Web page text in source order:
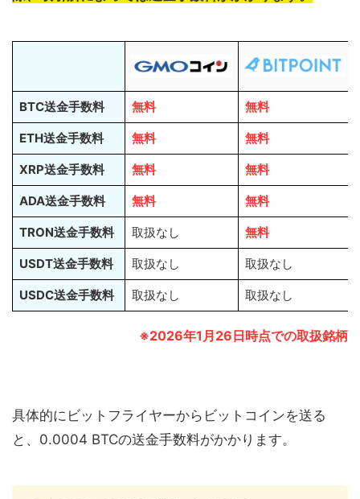
BTC送金手数料 無料 無料
ETH送金手数料 無料 無料
XRP送金手数料 無料 無料
ADA送金手数料 無料 無料
TRON送金手数料 取扱なし 無料
USDT送金手数料 取扱なし 取扱なし
USDC送金手数料 取扱なし 取扱なし
※2026年1月26日時点での取扱銘柄
具体的にビットフライヤーからビットコインを送る
と、0.0004 BTCの送金手数料がかかります。